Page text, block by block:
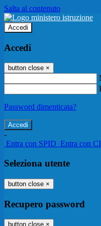
Salta al contenuto
Accedi
Accedi
button close ×
Password dimenticata?
-
Entra con SPID Entra con
Seleziona utente
button close ×
Recupero password
button close ×